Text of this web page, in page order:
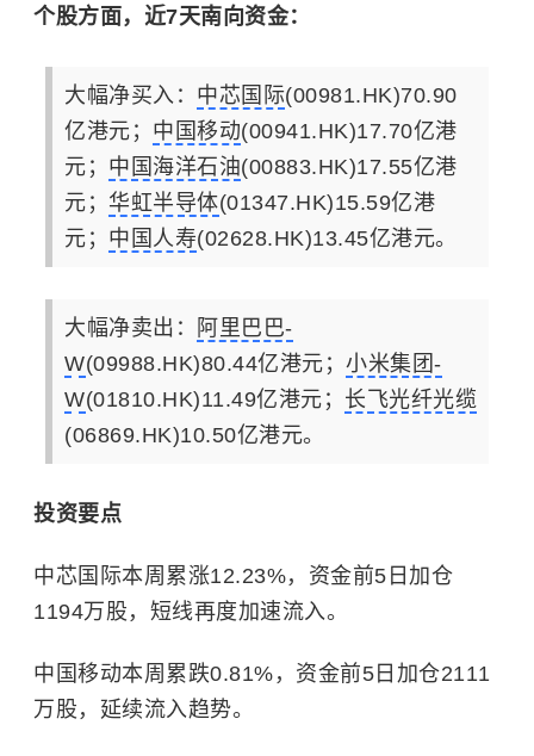
个股方面，近7天南向资金：
大幅净买入： 中芯国际(00981.HK)70.90
亿港元； 中国移动(00941.HK)17.70亿港
元； 中国海洋石油(00883.HK)17.55亿港
元； 华虹半导体(01347.HK)15.59亿港
元； 中国人寿(02628.HK)13.45亿港元。
大幅净卖出：
阿里巴巴-
W(09988.HK)80.44亿港元； 小米集团-
W(01810.HK)11.49亿港元； 长飞光纤光缆
(06869.HK)10.50亿港元。
投资要点
中芯国际本周累涨12.23%，资金前5日加仓
1194万股，短线再度加速流入。
中国移动本周累跌0.81%，资金前5日加仓2111
万股，延续流入趋势。